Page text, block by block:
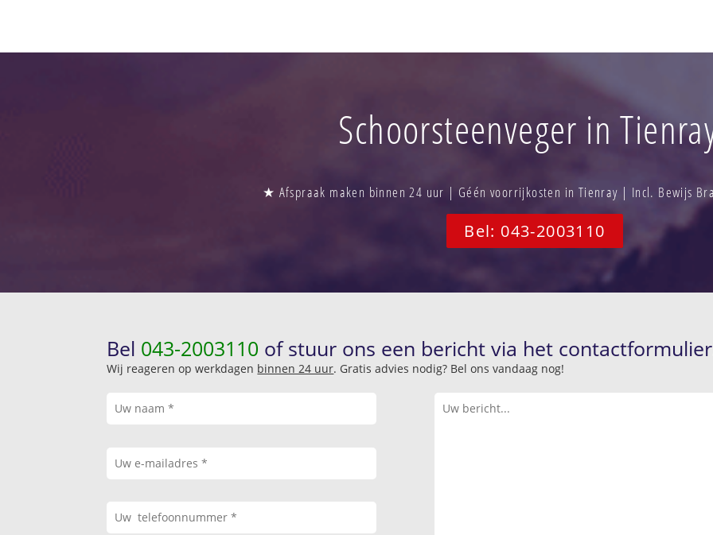
Schoorsteenveger in
★ Afspraak maken binnen 24 uur | Géén voorrijkosten in Tienray | Incl. Bewijs
Bel: 043-2003110
Bel 043-2003110 of stuur ons een bericht via het
Wij reageren op werkdagen binnen 24 uur. Gratis advies nodig? Bel ons vandaag nog!